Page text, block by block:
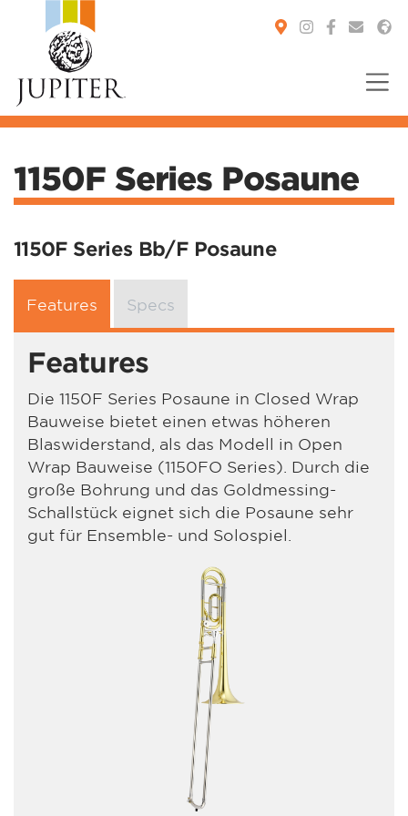
1150F Series Posaune
1150F Series Bb/F Posaune
Features Specs
Features
Die 1150F Series Posaune in Closed Wrap
Bauweise bietet einen etwas höheren
Blaswiderstand, als das Modell in Open
Wrap Bauweise (1150FO Series). Durch die
große Bohrung und das Goldmessing-
Schallstück eignet sich die Posaune sehr
gut für Ensemble- und Solospiel.